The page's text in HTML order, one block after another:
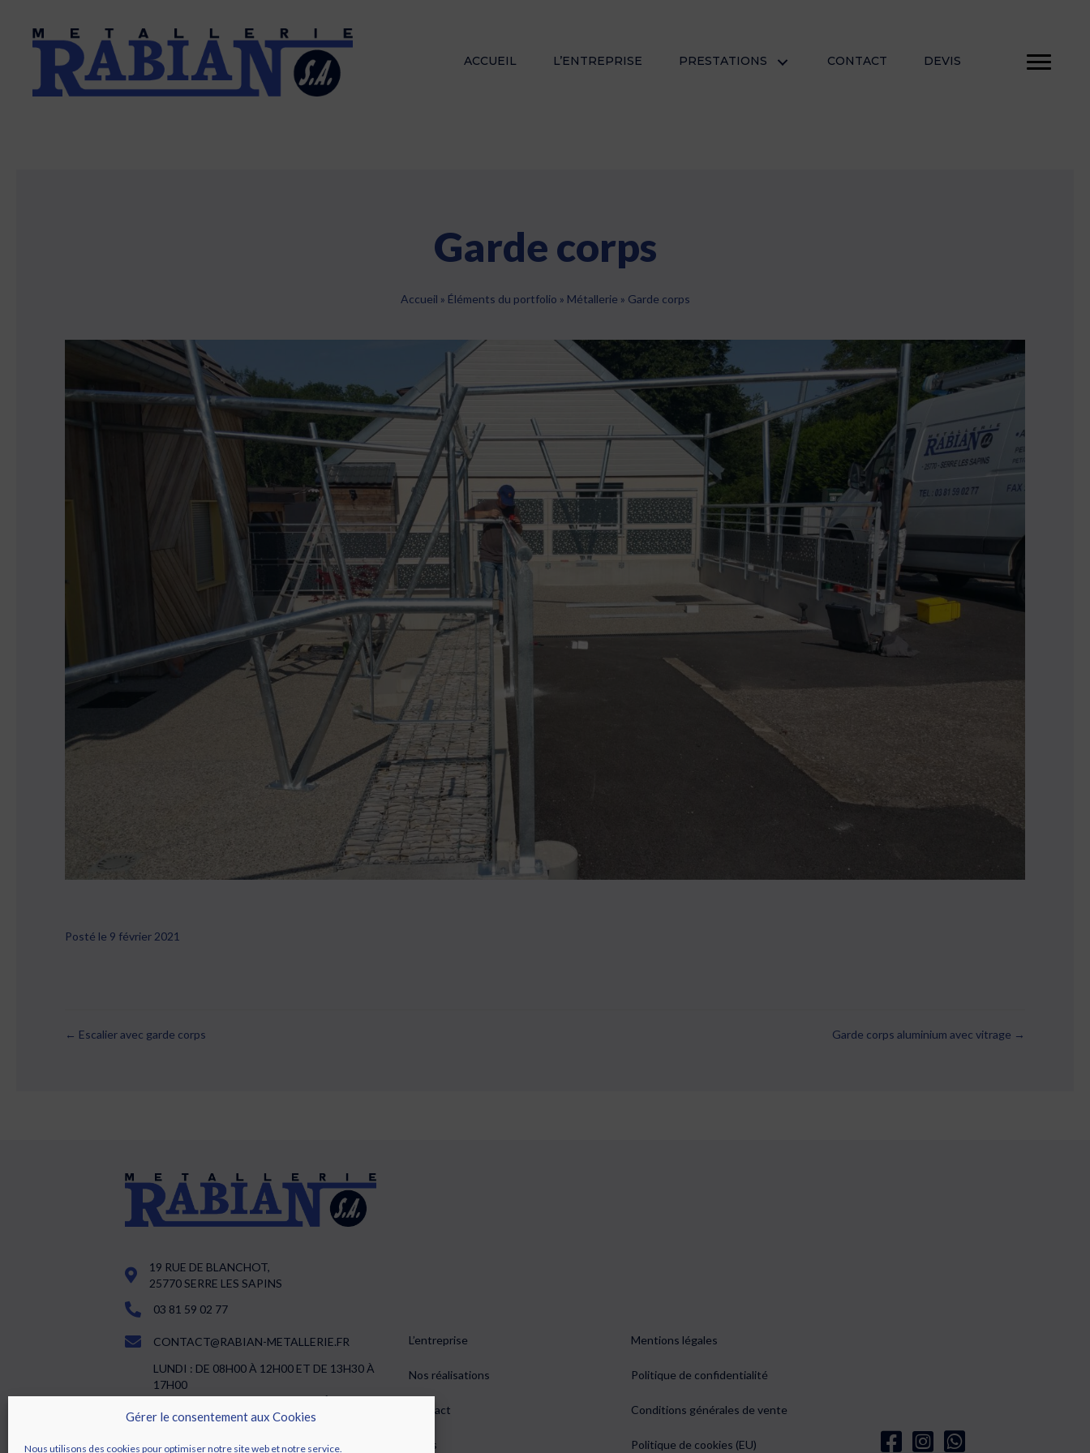
Gérer le consentement aux Cookies
Nous utilisons des cookies pour optimiser notre site web et notre service.
ACCUEIL L’ENTREPRISE PRESTATIONS CONTACT DEVIS
Garde corps
Accueil » Éléments du portfolio » Métallerie » Garde corps
Posté le 9 février 2021
Posts
← Escalier avec garde corps Garde corps aluminium avec vitrage →
19 RUE DE BLANCHOT,
25770 SERRE LES SAPINS
03 81 59 02 77
CONTACT@RABIAN-METALLERIE.FR
LUNDI : DE 08H00 À 12H00 ET DE 13H30 À
17H00
DU MARDI AU JEUDI : DE 07H30 À 12H00
ET DE 13H30 À 17H00
13H30 À 16H30
L’entreprise
Nos réalisations
Contact
Devis
Mentions légales
Politique de confidentialité
Conditions générales de vente
Politique de cookies (EU)